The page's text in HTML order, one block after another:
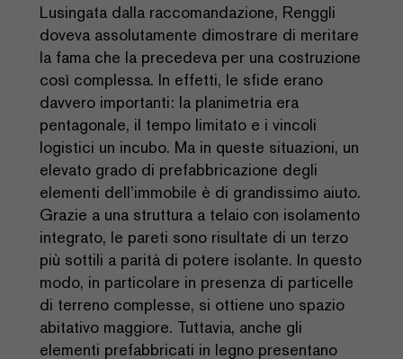
Lusingata dalla raccomandazione, Renggli
doveva assolutamente dimostrare di meritare
la fama che la precedeva per una costruzione
così complessa. In effetti, le sfide erano
davvero importanti: la planimetria era
pentagonale, il tempo limitato e i vincoli
logistici un incubo. Ma in queste situazioni, un
elevato grado di prefabbricazione degli
elementi dell’immobile è di grandissimo aiuto.
Grazie a una struttura a telaio con isolamento
integrato, le pareti sono risultate di un terzo
più sottili a parità di potere isolante. In questo
modo, in particolare in presenza di particelle
di terreno complesse, si ottiene uno spazio
abitativo maggiore. Tuttavia, anche gli
elementi prefabbricati in legno presentano